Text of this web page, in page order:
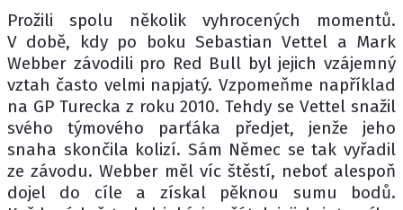
Prožili spolu několik vyhrocených momentů.
V době, kdy po boku Sebastian Vettel a Mark
Webber závodili pro Red Bull byl jejich vzájemný
vztah často velmi napjatý. Vzpomeňme například
na GP Turecka z roku 2010. Tehdy se Vettel snažil
svého týmového parťáka předjet, jenže jeho
snaha skončila kolizí. Sám Němec se tak vyřadil
ze závodu. Webber měl víc štěstí, neboť alespoň
dojel do cíle a získal pěknou sumu bodů.